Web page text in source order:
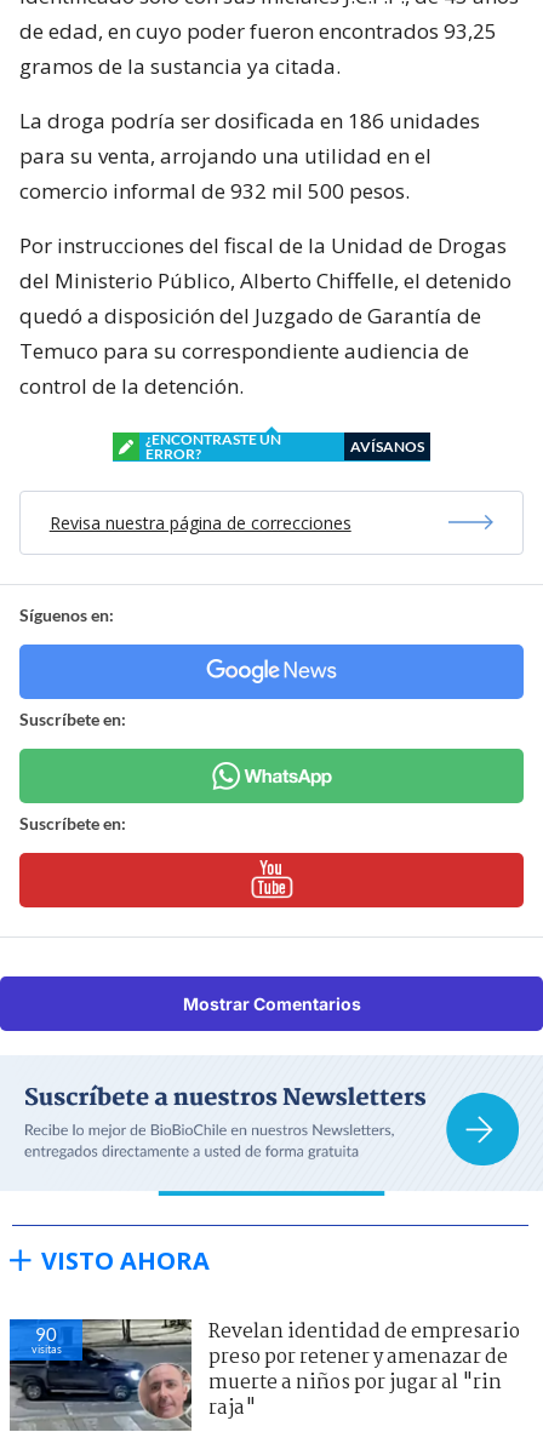
de edad, en cuyo poder fueron encontrados 93,25
gramos de la sustancia ya citada.
La droga podría ser dosificada en 186 unidades
para su venta, arrojando una utilidad en el
comercio informal de 932 mil 500 pesos.
Por instrucciones del fiscal de la Unidad de Drogas
del Ministerio Público, Alberto Chiffelle, el detenido
quedó a disposición del Juzgado de Garantía de
Temuco para su correspondiente audiencia de
control de la detención.
¿ENCONTRASTE UN
ERROR?
AVÍSANOS
Revisa nuestra página de correcciones
Síguenos en:
Suscríbete en:
Suscríbete en:
Mostrar Comentarios
VISTO AHORA
90
visitas
Revelan identidad de empresario
preso por retener y amenazar de
muerte a niños por jugar al "rin
raja"